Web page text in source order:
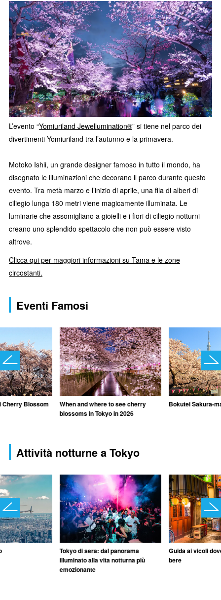
L’evento “Yomiuriland Jewellumination®” si tiene nel parco dei
divertimenti Yomiuriland tra l’autunno e la primavera.
Motoko Ishii, un grande designer famoso in tutto il mondo, ha
disegnato le illuminazioni che decorano il parco durante questo
evento. Tra metà marzo e l’inizio di aprile, una fila di alberi di
ciliegio lunga 180 metri viene magicamente illuminata. Le
luminarie che assomigliano a gioielli e i fiori di ciliegio notturni
creano uno splendido spettacolo che non può essere visto
altrove.
Clicca qui per maggiori informazioni su Tama e le zone
circostanti.
Eventi Famosi
Cherry Blossom
When and where to see cherry
blossoms in Tokyo in 2026
Bokutei Sakura-
Attività notturne a Tokyo
Tokyo di sera: dal panorama
illuminato alla vita notturna più
emozionante
Guida ai vicoli
bere